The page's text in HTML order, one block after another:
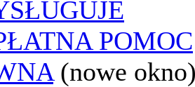
POMOC
(nowe